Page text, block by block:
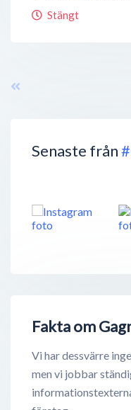
Senaste från
Fakta om
Vi har dessvärre
men vi jobbar
Stängt